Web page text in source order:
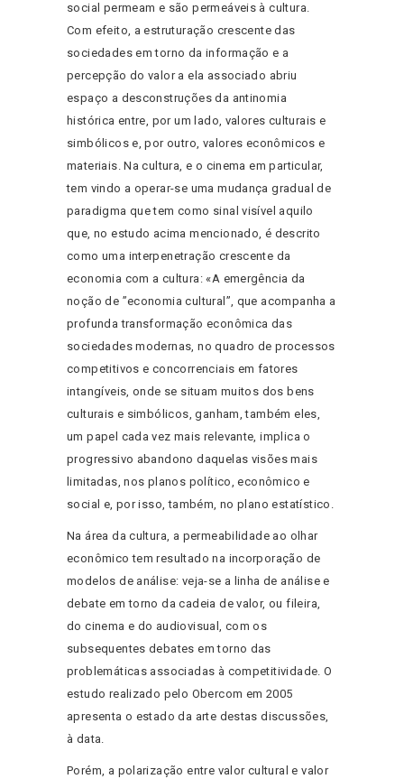
social permeam e são permeáveis à cultura.
Com efeito, a estruturação crescente das
sociedades em torno da informação e a
percepção do valor a ela associado abriu
espaço a desconstruções da antinomia
histórica entre, por um lado, valores culturais e
simbólicos e, por outro, valores econômicos e
materiais. Na cultura, e o cinema em particular,
tem vindo a operar-se uma mudança gradual de
paradigma que tem como sinal visível aquilo
que, no estudo acima mencionado, é descrito
como uma interpenetração crescente da
economia com a cultura: «A emergência da
noção de ”economia cultural”, que acompanha a
profunda transformação econômica das
sociedades modernas, no quadro de processos
competitivos e concorrenciais em fatores
intangíveis, onde se situam muitos dos bens
culturais e simbólicos, ganham, também eles,
um papel cada vez mais relevante, implica o
progressivo abandono daquelas visões mais
limitadas, nos planos político, econômico e
social e, por isso, também, no plano estatístico.
Na área da cultura, a permeabilidade ao olhar
econômico tem resultado na incorporação de
modelos de análise: veja-se a linha de análise e
debate em torno da cadeia de valor, ou fileira,
do cinema e do audiovisual, com os
subsequentes debates em torno das
problemáticas associadas à competitividade. O
estudo realizado pelo Obercom em 2005
apresenta o estado da arte destas discussões,
à data.
Porém, a polarização entre valor cultural e valor